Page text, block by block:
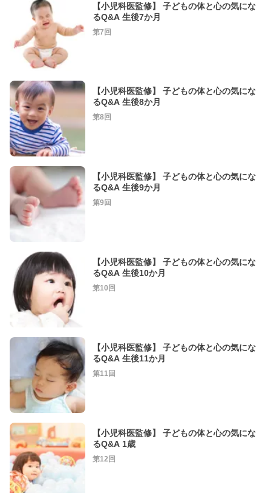
【小児科医監修】 子どもの体と心の気にな
るQ&A 生後7か月
第7回
【小児科医監修】 子どもの体と心の気にな
るQ&A 生後8か月
第8回
【小児科医監修】 子どもの体と心の気にな
るQ&A 生後9か月
第9回
【小児科医監修】 子どもの体と心の気にな
るQ&A 生後10か月
第10回
【小児科医監修】 子どもの体と心の気にな
るQ&A 生後11か月
第11回
【小児科医監修】 子どもの体と心の気にな
るQ&A 1歳
第12回